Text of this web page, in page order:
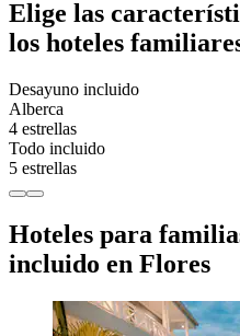
Elige las
los hoteles
Desayuno incluido
Alberca
4 estrellas
Todo incluido
5 estrellas
Hoteles para
incluido en Flores